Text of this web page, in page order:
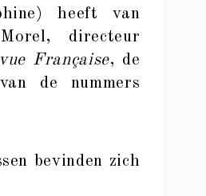
heeft van
directeur
Française, de
de nummers
bevinden zich